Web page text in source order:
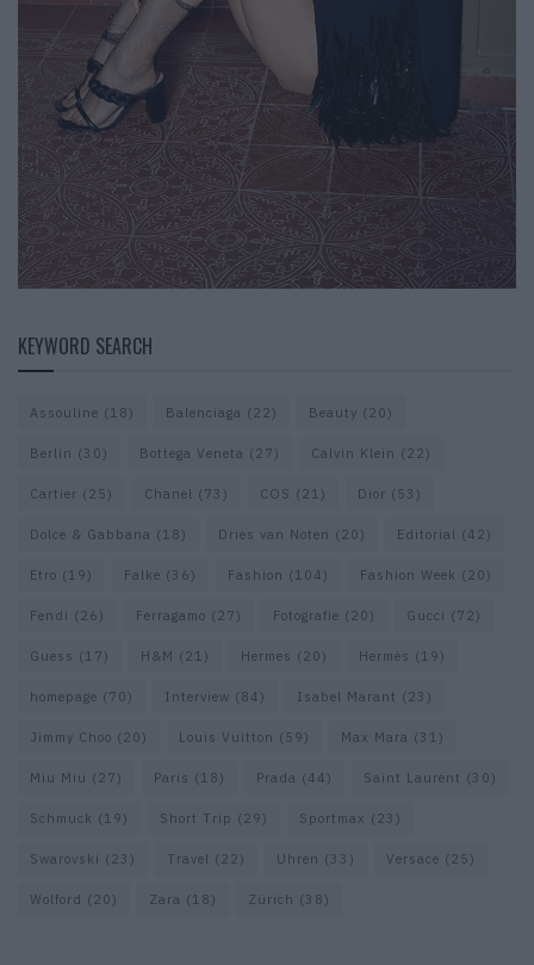
KEYWORD SEARCH
Assouline (18) Balenciaga (22) Beauty (20)
Berlin (30) Bottega Veneta (27) Calvin Klein (22)
Cartier (25) Chanel (73) COS (21) Dior (53)
Dolce & Gabbana (18) Dries van Noten (20) Editorial (42)
Etro (19) Falke (36) Fashion (104) Fashion Week (20)
Fendi (26) Ferragamo (27) Fotografie (20) Gucci (72)
Guess (17) H&M (21) Hermes (20) Hermès (19)
homepage (70) Interview (84) Isabel Marant (23)
Jimmy Choo (20) Louis Vuitton (59) Max Mara (31)
Miu Miu (27) Paris (18) Prada (44) Saint Laurent (30)
Schmuck (19) Short Trip (29) Sportmax (23)
Swarovski (23) Travel (22) Uhren (33) Versace (25)
Wolford (20) Zara (18) Zürich (38)